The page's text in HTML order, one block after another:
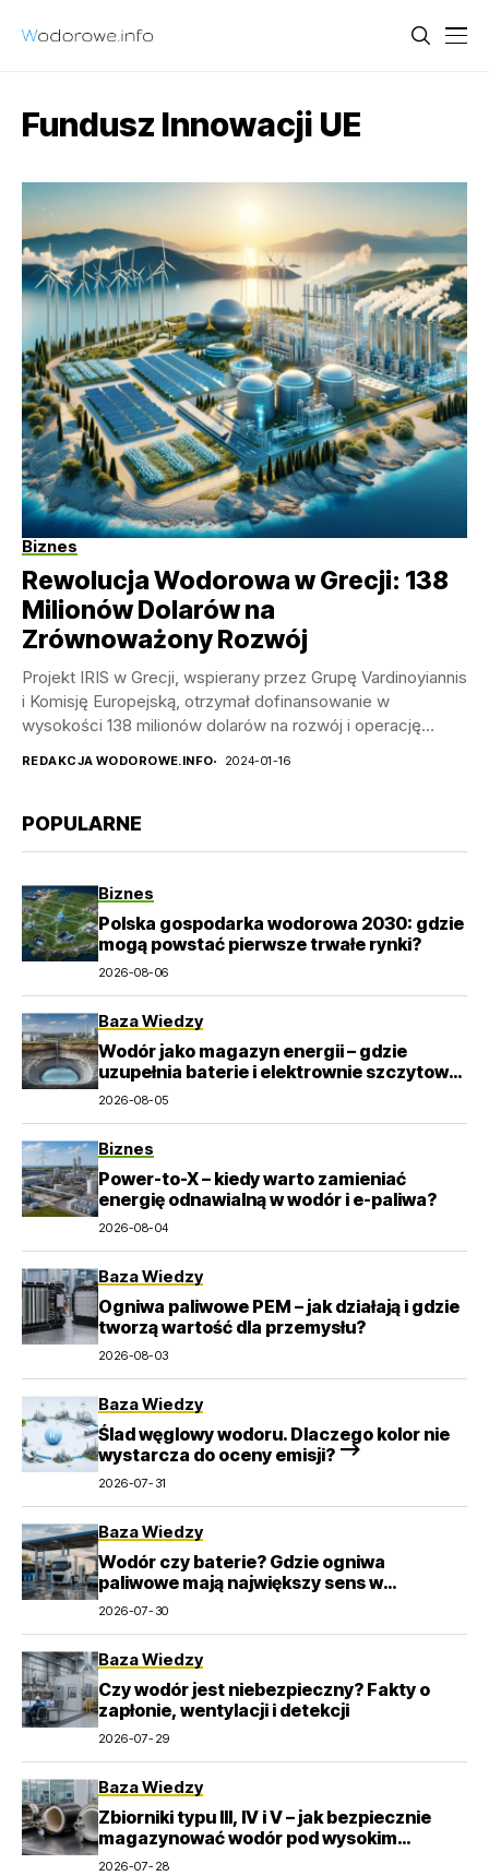
Fundusz Innowacji UE
Biznes
Rewolucja Wodorowa w Grecji: 138
Milionów Dolarów na
Zrównoważony Rozwój
Projekt IRIS w Grecji, wspierany przez Grupę Vardinoyiannis
i Komisję Europejską, otrzymał dofinansowanie w
wysokości 138 milionów dolarów na rozwój i operację
REDAKCJA WODOROWE.INFO 2024-01-16
POPULARNE
Biznes
Polska gospodarka wodorowa 2030: gdzie
mogą powstać pierwsze trwałe rynki?
2026-08-06
Baza Wiedzy
Wodór jako magazyn energii – gdzie
uzupełnia baterie i elektrownie szczytowo-
pompowe?
2026-08-05
Biznes
Power-to-X – kiedy warto zamieniać
energię odnawialną w wodór i e-paliwa?
2026-08-04
Baza Wiedzy
Ogniwa paliwowe PEM – jak działają i gdzie
tworzą wartość dla przemysłu?
2026-08-03
Baza Wiedzy
Ślad węglowy wodoru. Dlaczego kolor nie
wystarcza do oceny emisji? –>
2026-07-31
Baza Wiedzy
Wodór czy baterie? Gdzie ogniwa
paliwowe mają największy sens w
transporcie
2026-07-30
Baza Wiedzy
Czy wodór jest niebezpieczny? Fakty o
zapłonie, wentylacji i detekcji
2026-07-29
Baza Wiedzy
Zbiorniki typu III, IV i V – jak bezpiecznie
magazynować wodór pod wysokim
ciśnieniem?
2026-07-28